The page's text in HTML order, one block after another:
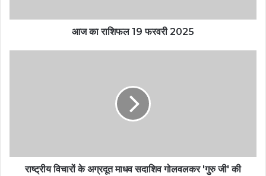
आज का राशिफल 19 फरवरी 2025
राष्ट्रीय विचारों के अग्रदूत माधव सदाशिव गोलवलकर 'गुरु जी' की